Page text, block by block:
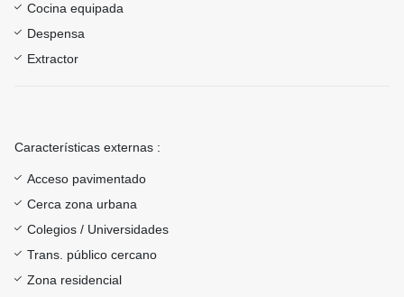
Cocina equipada
Despensa
Extractor
Características externas :
Acceso pavimentado
Cerca zona urbana
Colegios / Universidades
Trans. público cercano
Zona residencial